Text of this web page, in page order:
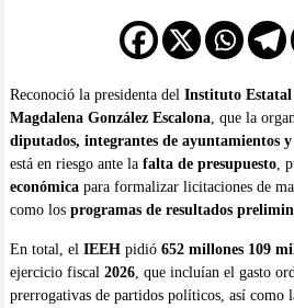
Reconoció la presidenta del Instituto
Magdalena González Escalona, que la
diputados, integrantes de ayuntamientos y
está en riesgo ante la falta de presupuesto,
económicapara formalizar licitaciones de
como los programas de resultados
En total, el IEEHpidió 652 millones 109
ejercicio fiscal 2026, que incluían el gasto
prerrogativas de partidos políticos, así como